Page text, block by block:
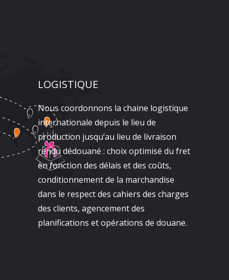
LOGISTIQUE
Nous coordonnons la chaine logistique
internationale depuis le lieu de
production jusqu’au lieu de livraison
rendu dédouané : choix optimisé du fret
en fonction des délais et des coûts,
conditionnement de la marchandise
dans le respect des cahiers des charges
des clients, agencement des
planifications et opérations de douane.